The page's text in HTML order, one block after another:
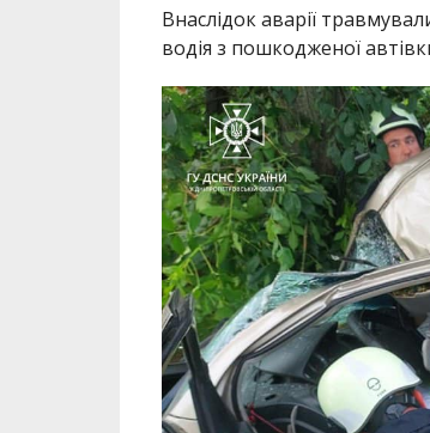
Внаслідок аварії
водія з пошкодженої